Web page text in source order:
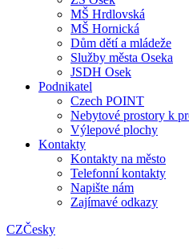
MŠ Hrdlovská
MŠ Hornická
Dům dětí a mládeže
Služby města Oseka
JSDH Osek
Podnikatel
Czech POINT
Nebytové prostory k
Výlepové plochy
Kontakty
Kontakty na město
Telefonní kontakty
Napište nám
Zajímavé odkazy
CZČesky